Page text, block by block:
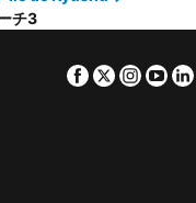
チ3
Facebook
Twitter